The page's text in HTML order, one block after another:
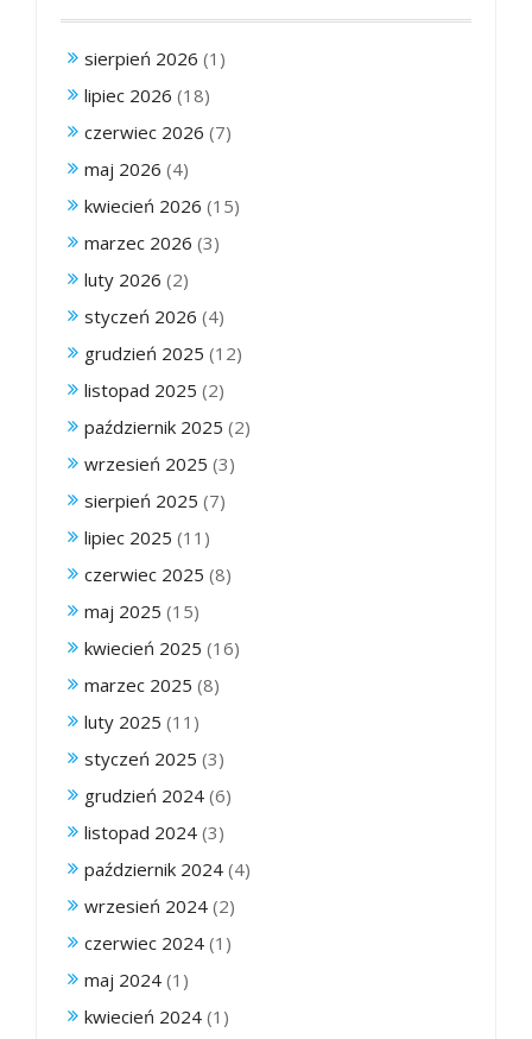
sierpień 2026 (1)
lipiec 2026 (18)
czerwiec 2026 (7)
maj 2026 (4)
kwiecień 2026 (15)
marzec 2026 (3)
luty 2026 (2)
styczeń 2026 (4)
grudzień 2025 (12)
listopad 2025 (2)
październik 2025 (2)
wrzesień 2025 (3)
sierpień 2025 (7)
lipiec 2025 (11)
czerwiec 2025 (8)
maj 2025 (15)
kwiecień 2025 (16)
marzec 2025 (8)
luty 2025 (11)
styczeń 2025 (3)
grudzień 2024 (6)
listopad 2024 (3)
październik 2024 (4)
wrzesień 2024 (2)
czerwiec 2024 (1)
maj 2024 (1)
kwiecień 2024 (1)